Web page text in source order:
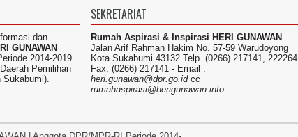
dan
GUNAWAN
2014-2019
Pemilihan
SEKRETARIAT
Rumah Aspirasi & Inspirasi HERI GUNAWAN
Jalan Arif Rahman Hakim No. 57-59 Warudoyong
Kota Sukabumi 43132 Telp. (0266) 217141, 222264
Fax. (0266) 217141 - Email :
heri.gunawan@dpr.go.idcc
rumahaspirasi@herigunawan.info